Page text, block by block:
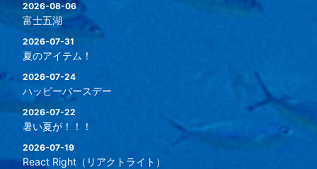
2026-08-06
富士五湖
2026-07-31
夏のアイテム！
2026-07-24
ハッピーバースデー
2026-07-22
暑い夏が！！！
2026-07-19
React Right（リアクトライト）